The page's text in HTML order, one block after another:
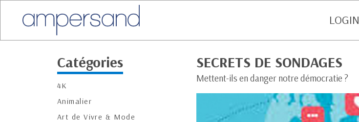
LOGIN
Catégories
4K
Animalier
Art de Vivre & Mode
SECRETS DE SONDAGES
Mettent-ils en danger notre démocratie ?